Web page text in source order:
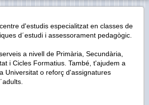
d'estudis especialitzat en classes de
d´estudi i assessorament pedagògic.
a nivell de Primària, Secundària,
i Cicles Formatius. També, t'ajudem a
Universitat o reforç d'assignatures